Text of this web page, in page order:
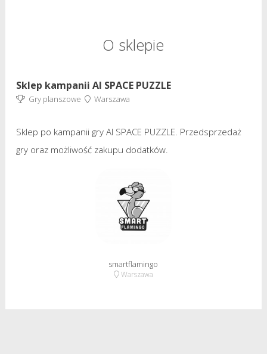
O sklepie
Sklep kampanii AI SPACE PUZZLE
Gry planszowe Warszawa
Sklep po kampanii gry AI SPACE PUZZLE. Przedsprzedaż
gry oraz możliwość zakupu dodatków.
smartflamingo
Warszawa